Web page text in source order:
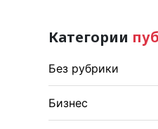
Категории
Без рубрики
Бизнес